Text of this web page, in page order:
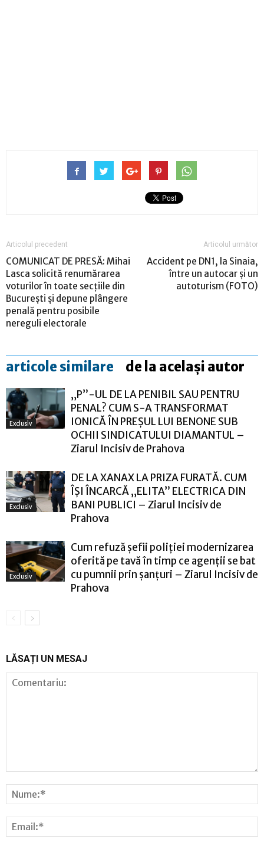
Articolul precedent
COMUNICAT DE PRESĂ: Mihai
Lasca solicită renumărarea
voturilor în toate secțiile din
București și depune plângere
penală pentru posibile
nereguli electorale
Articolul următor
Accident pe DN1, la Sinaia,
între un autocar și un
autoturism (FOTO)
articole similare de la același autor
Exclusiv
„P”-UL DE LA PENIBIL SAU PENTRU
PENAL? CUM S-A TRANSFORMAT
IONICĂ ÎN PREȘUL LUI BENONE SUB
OCHII SINDICATULUI DIAMANTUL –
Ziarul Incisiv de Prahova
Exclusiv
DE LA XANAX LA PRIZA FURATĂ. CUM
ÎȘI ÎNCARCĂ „ELITA” ELECTRICA DIN
BANI PUBLICI – Ziarul Incisiv de
Prahova
Exclusiv
Cum refuză șefii poliției modernizarea
oferită pe tavă în timp ce agenții se bat
cu pumnii prin șanțuri – Ziarul Incisiv de
Prahova
LĂSAȚI UN MESAJ